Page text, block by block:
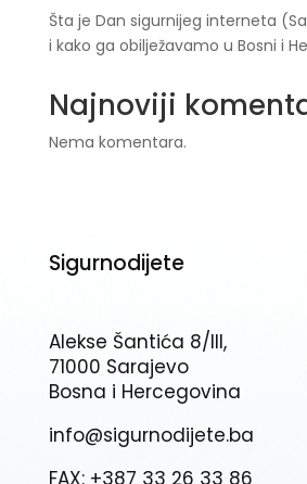
Šta je Dan sigurnijeg interneta
i kako ga obilježavamo u Bosni i
Najnoviji
Nema komentara.
Sigurnodijete
Alekse Šantića 8/III,
71000 Sarajevo
Bosna i Hercegovina
info@sigurnodijete.ba
FAX: +387 33 26 33 86